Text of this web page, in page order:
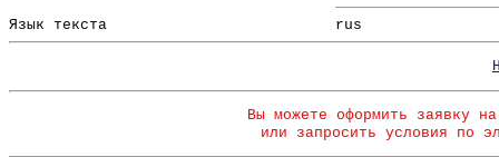
Язык текста rus
Вы можете оформить заявку
или запросить условия по